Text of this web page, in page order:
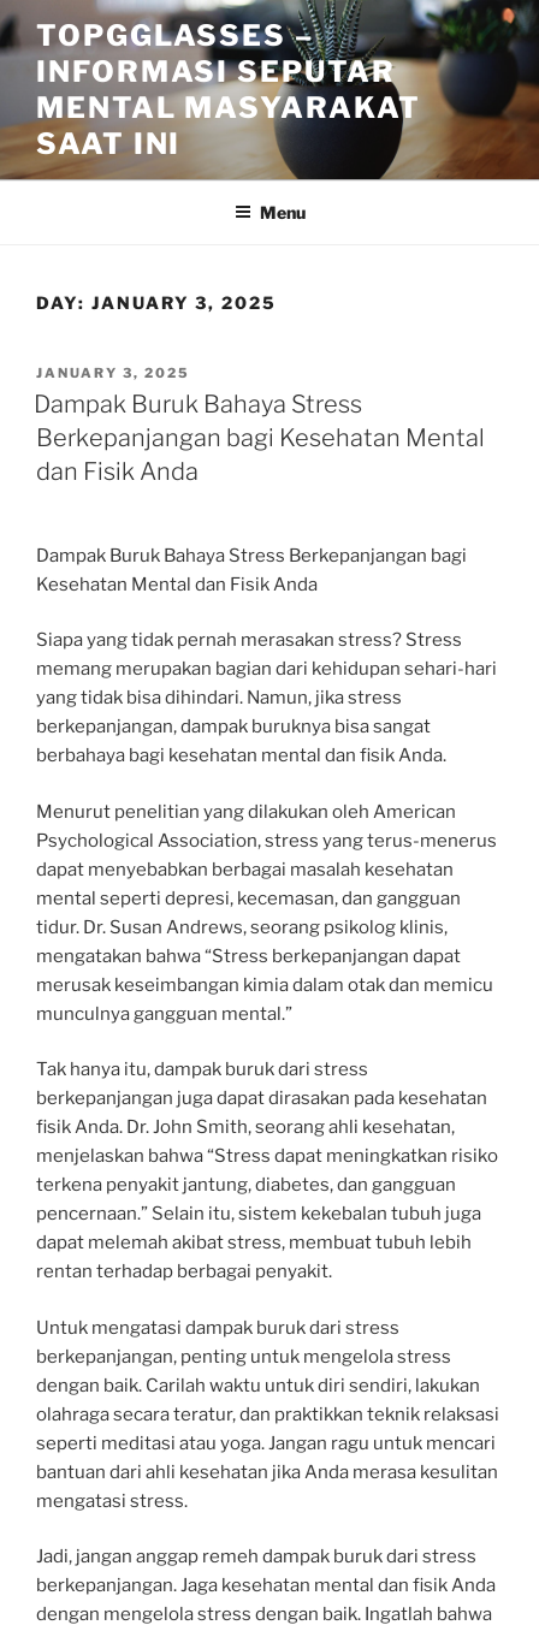
Skip
to
content
TOPGGLASSES –
INFORMASI SEPUTAR
MENTAL MASYARAKAT
SAAT INI
Menu
DAY: JANUARY 3, 2025
POSTED
ON
JANUARY 3, 2025
Dampak Buruk Bahaya Stress
Berkepanjangan bagi Kesehatan Mental
dan Fisik Anda
Dampak Buruk Bahaya Stress Berkepanjangan bagi
Kesehatan Mental dan Fisik Anda
Siapa yang tidak pernah merasakan stress? Stress
memang merupakan bagian dari kehidupan sehari-hari
yang tidak bisa dihindari. Namun, jika stress
berkepanjangan, dampak buruknya bisa sangat
berbahaya bagi kesehatan mental dan fisik Anda.
Menurut penelitian yang dilakukan oleh American
Psychological Association, stress yang terus-menerus
dapat menyebabkan berbagai masalah kesehatan
mental seperti depresi, kecemasan, dan gangguan
tidur. Dr. Susan Andrews, seorang psikolog klinis,
mengatakan bahwa “Stress berkepanjangan dapat
merusak keseimbangan kimia dalam otak dan memicu
munculnya gangguan mental.”
Tak hanya itu, dampak buruk dari stress
berkepanjangan juga dapat dirasakan pada kesehatan
fisik Anda. Dr. John Smith, seorang ahli kesehatan,
menjelaskan bahwa “Stress dapat meningkatkan risiko
terkena penyakit jantung, diabetes, dan gangguan
pencernaan.” Selain itu, sistem kekebalan tubuh juga
dapat melemah akibat stress, membuat tubuh lebih
rentan terhadap berbagai penyakit.
Untuk mengatasi dampak buruk dari stress
berkepanjangan, penting untuk mengelola stress
dengan baik. Carilah waktu untuk diri sendiri, lakukan
olahraga secara teratur, dan praktikkan teknik relaksasi
seperti meditasi atau yoga. Jangan ragu untuk mencari
bantuan dari ahli kesehatan jika Anda merasa kesulitan
mengatasi stress.
Jadi, jangan anggap remeh dampak buruk dari stress
berkepanjangan. Jaga kesehatan mental dan fisik Anda
dengan mengelola stress dengan baik. Ingatlah bahwa